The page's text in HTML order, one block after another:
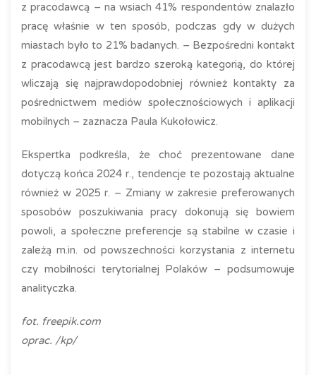
z pracodawcą – na wsiach 41% respondentów znalazło
pracę właśnie w ten sposób, podczas gdy w dużych
miastach było to 21% badanych. – Bezpośredni kontakt
z pracodawcą jest bardzo szeroką kategorią, do której
wliczają się najprawdopodobniej również kontakty za
pośrednictwem mediów społecznościowych i aplikacji
mobilnych – zaznacza Paula Kukołowicz.
Ekspertka podkreśla, że choć prezentowane dane
dotyczą końca 2024 r., tendencje te pozostają aktualne
również w 2025 r. – Zmiany w zakresie preferowanych
sposobów poszukiwania pracy dokonują się bowiem
powoli, a społeczne preferencje są stabilne w czasie i
zależą m.in. od powszechności korzystania z internetu
czy mobilności terytorialnej Polaków – podsumowuje
analityczka.
fot. freepik.com
oprac. /kp/